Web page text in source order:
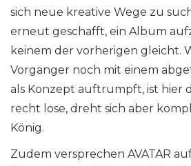
sich neue kreative Wege zu
erneut geschafft, ein Album
keinem der vorherigen gleicht.
Vorgänger noch mit einem
als Konzept auftrumpft, ist hier
recht lose, dreht sich aber
König.
Zudem versprechen AVATAR